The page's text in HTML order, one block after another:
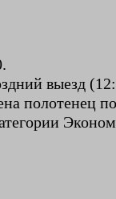
выезд
полотенец